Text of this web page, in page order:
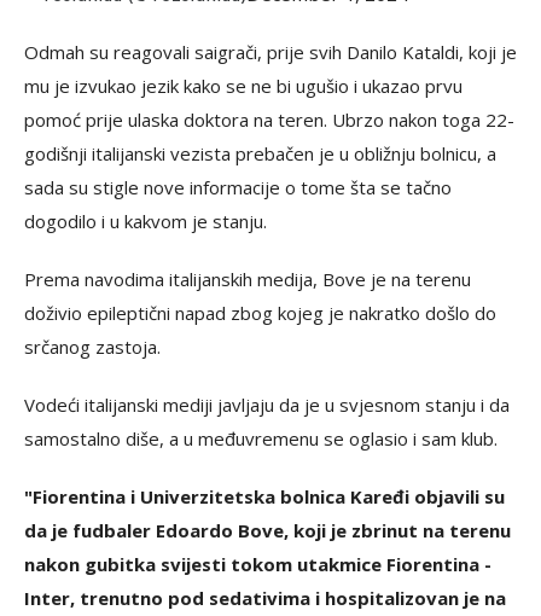
Odmah su reagovali saigrači, prije svih Danilo Kataldi, koji je
mu je izvukao jezik kako se ne bi ugušio i ukazao prvu
pomoć prije ulaska doktora na teren. Ubrzo nakon toga 22-
godišnji italijanski vezista prebačen je u obližnju bolnicu, a
sada su stigle nove informacije o tome šta se tačno
dogodilo i u kakvom je stanju.
Prema navodima italijanskih medija, Bove je na terenu
doživio epileptični napad zbog kojeg je nakratko došlo do
srčanog zastoja.
Vodeći italijanski mediji javljaju da je u svjesnom stanju i da
samostalno diše, a u međuvremenu se oglasio i sam klub.
"Fiorentina i Univerzitetska bolnica Kaređi objavili su
da je fudbaler Edoardo Bove, koji je zbrinut na terenu
nakon gubitka svijesti tokom utakmice Fiorentina -
Inter, trenutno pod sedativima i hospitalizovan je na